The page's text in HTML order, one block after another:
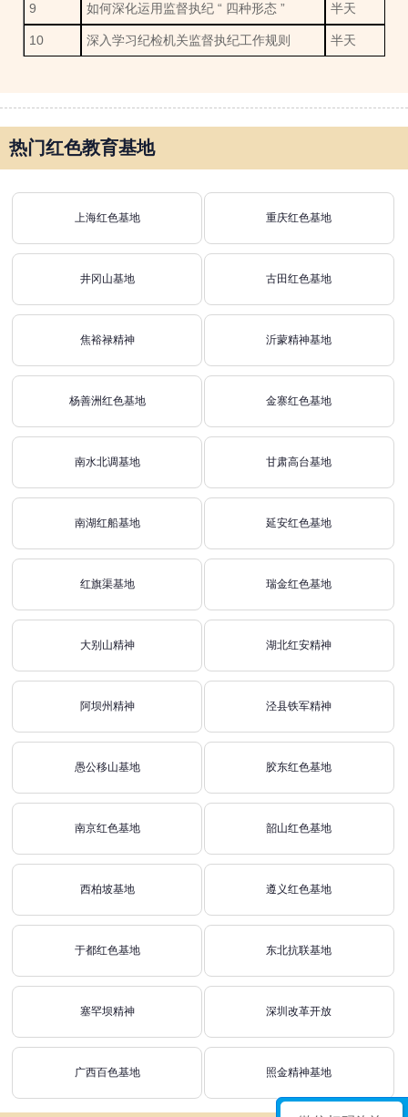
9 如何深化运用监督执纪 “ 四种形态 ” 半天
10 深入学习纪检机关监督执纪工作规则 半天
热门红色教育基地
上海红色基地 重庆红色基地
井冈山基地 古田红色基地
焦裕禄精神 沂蒙精神基地
杨善洲红色基地 金寨红色基地
南水北调基地 甘肃高台基地
南湖红船基地 延安红色基地
红旗渠基地 瑞金红色基地
大别山精神 湖北红安精神
阿坝州精神 泾县铁军精神
愚公移山基地 胶东红色基地
南京红色基地 韶山红色基地
西柏坡基地 遵义红色基地
于都红色基地 东北抗联基地
塞罕坝精神 深圳改革开放
广西百色基地 照金精神基地